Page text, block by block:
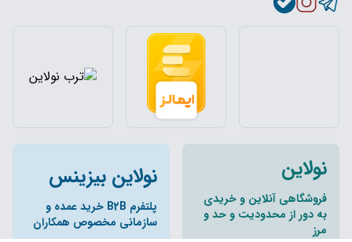
نولاین
فروشگاهی آنلاین و خریدی
به دور از محدودیت و حد و
مرز
نولاین بیزینس
پلتفرم B2B خرید عمده و
سازمانی مخصوص همکاران